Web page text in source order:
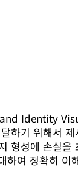
Identity
하기 위해서
형성에 손실
여 정확히